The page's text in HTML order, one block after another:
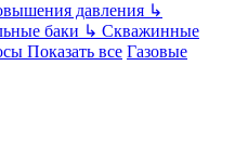
давления ↳
баки ↳ Скважинные
Показать все Газовые